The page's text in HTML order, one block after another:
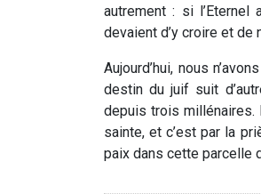
autrement : si
devaient d’y croire et de
Aujourd’hui, nous
destin du juif suit
depuis trois millénaires.
sainte, et c’est par la
paix dans cette parcelle